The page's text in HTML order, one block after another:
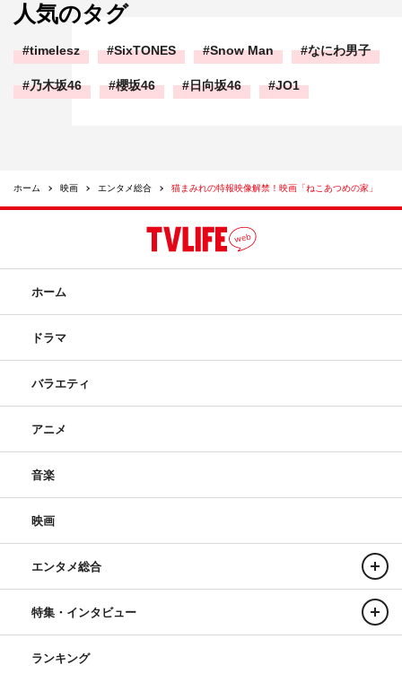
人気のタグ
timelesz SixTONES Snow Man なにわ男子
乃木坂46 櫻坂46 日向坂46 JO1
ホーム 映画 エンタメ総合 猫まみれの特報映像解禁！映画「ねこあつめの家」
ホーム
ドラマ
バラエティ
アニメ
音楽
映画
エンタメ総合
特集・インタビュー
ランキング